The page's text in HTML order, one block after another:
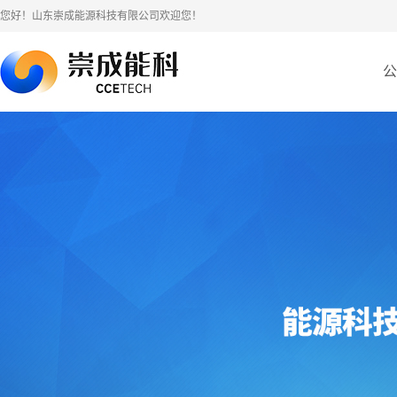
您好！山东崇成能源科技有限公司欢迎您！